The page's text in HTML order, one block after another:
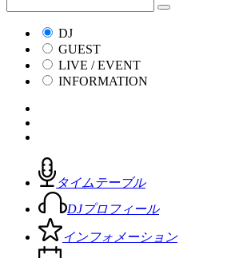
DJ
GUEST
LIVE / EVENT
INFORMATION
タイムテーブル
DJプロフィール
インフォメーション